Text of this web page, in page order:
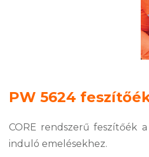
PW 5624
CORE rendszerű feszítőék
induló emelésekhez.